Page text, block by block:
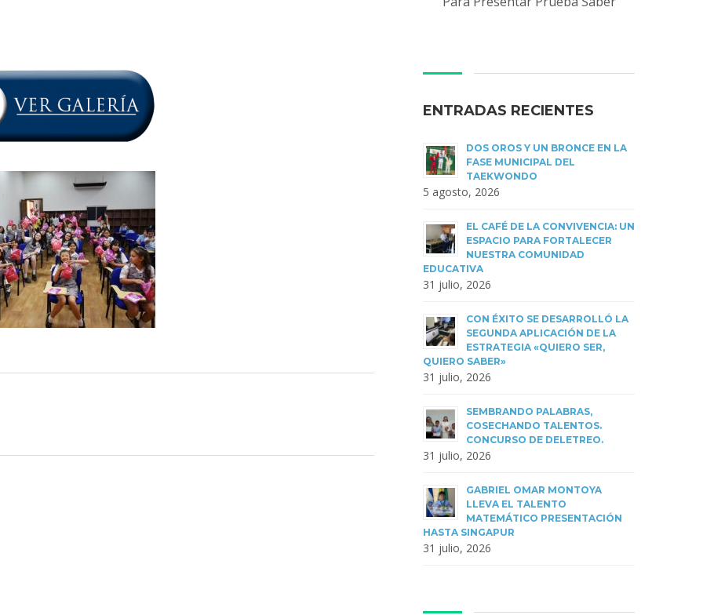
ENTRADAS RECIENTES
DOS OROS Y UN BRONCE EN LA
FASE MUNICIPAL DEL
TAEKWONDO
5 agosto, 2026
EL CAFÉ DE LA CONVIVENCIA: UN
ESPACIO PARA FORTALECER
NUESTRA COMUNIDAD
EDUCATIVA
31 julio, 2026
CON ÉXITO SE DESARROLLÓ LA
SEGUNDA APLICACIÓN DE LA
ESTRATEGIA «QUIERO SER,
QUIERO SABER»
31 julio, 2026
SEMBRANDO PALABRAS,
COSECHANDO TALENTOS.
CONCURSO DE DELETREO.
31 julio, 2026
GABRIEL OMAR MONTOYA
LLEVA EL TALENTO
MATEMÁTICO PRESENTACIÓN
HASTA SINGAPUR
31 julio, 2026